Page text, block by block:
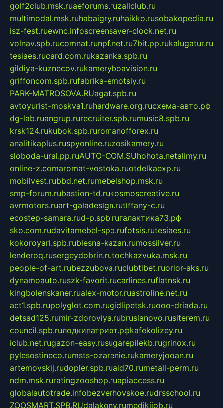
golf2club.msk.ruaeforums.ruzallclub.ru
multimodal.msk.ruhabaigry.ruhaikko.rusobakopedia.ru
isz-fest.ruewnc.infoscreensaver-clock.net.ru
volnav.spb.rucomnat.runpf.net.ru7bit.pp.rukalugatur.ru
tesiaes.rucard.com.rukazanka.spb.ru
gildiya-kuznecov.rukameryboavision.ru
griffoncom.spb.rufabrika-emotsiy.ru
PARK-MATROSOVA.RUagat.spb.ru
avtoyurist-moskva1.ruhardware.org.ruсхема-авто.рф
dg-lab.ruangrup.rurecruiter.spb.rumusic8.spb.ru
krsk124.rukubok.spb.ruromanofforex.ru
analitikaplus.ruspyonline.ruzosikamery.ru
sloboda-ural.pp.ruAUTO-COM.SUhohota.netalimy.ru
online-z.comaromat-vostoka.ruotdelkaexp.ru
mobilvest.rubbd.net.rumebelshop.msk.ru
smp-forum.rubastion-td.rukosmoscreative.ru
avrmotors.ruart-galadesign.rutiffany-c.ru
ecostep-samara.rud-p.spb.ruгалактика73.рф
sko.com.rudavitamebel-spb.rufotsis.rutesiaes.ru
kokoroyari.spb.rublesna-kazan.rumossilver.ru
lenderoq.rusergeydobrin.rutochkazvuka.msk.ru
people-of-art.rubezzubova.ruclubtibet.ruorior-aks.ru
dynamoauto.ruszk-favorit.rucarlines.ruflatnsk.ru
kingbolenskaner.rualex-motor.ruastroline.net.ru
act1.spb.rupolyglot.com.rugidlipetsk.ruooo-driada.ru
detsad125.rumir-zdoroviya.rubruslanovo.rusiterem.ru
council.spb.ruлодкипатриот.рфkafekolizey.ru
iclub.net.rugazon-easy.rusugarepilekb.rugrinox.ru
pylesostineco.rumsts-ozarenie.rukameryjooan.ru
artemovskij.rudopler.spb.ruaid70.rumetall-perm.ru
ndm.msk.ruratingzooshop.ruapiaccess.ru
globalautotrade.infobezverhovskoe.rudrsschool.ru
ZOOSMART.SPB.RUdalakony.rumedikijob.ru